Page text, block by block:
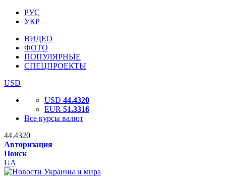
РУС
УКР
ВИДЕО
ФОТО
ПОПУЛЯРНЫЕ
СПЕЦПРОЕКТЫ
USD
USD 44.4320
EUR 51.3316
Все курсы валют
44.4320
Авторизация
Поиск
UA